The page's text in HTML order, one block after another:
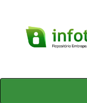
Skip